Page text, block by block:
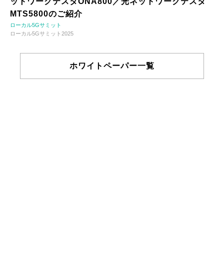
MTS5800のご紹介
ローカル5Gサミット
ローカル5Gサミット2025
ホワイトペーパー一覧